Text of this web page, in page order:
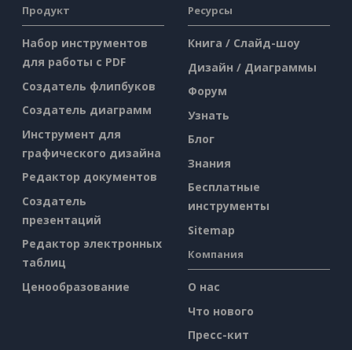
Продукт
Набор инструментов
для работы с PDF
Создатель флипбуков
Создатель диаграмм
Инструмент для
графического дизайна
Редактор документов
Создатель
презентаций
Редактор электронных
таблиц
Ценообразование
Ресурсы
Книга / Слайд-шоу
Дизайн / Диаграммы
Форум
Узнать
Блог
Знания
Бесплатные
инструменты
Sitemap
Компания
О нас
Что нового
Пресс-кит